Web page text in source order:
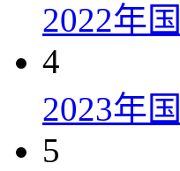
2022年
4
2023年
5